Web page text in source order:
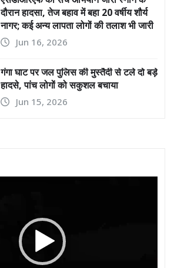
दौरान हादसा, तेज बहाव में बहा 20 वर्षीय शौर्य
नागर; कई अन्य लापता लोगों की तलाश भी जारी
Jun 16, 2026
गंगा घाट पर जल पुलिस की मुस्तैदी से टले दो बड़े
हादसे, पांच लोगों को सकुशल बचाया
Jun 15, 2026